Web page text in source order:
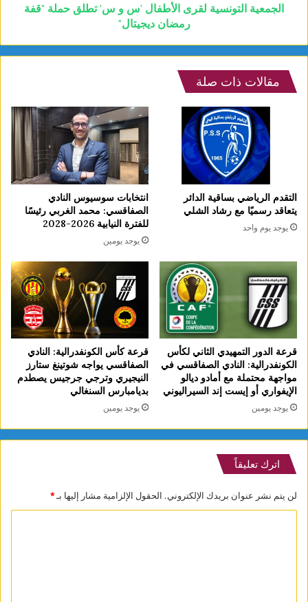
الجمعية التونسية لقرى الأطفال 'س و س' تطلق حملة "قفة
رمضان ديجيتال"
مقالات ذات صلة
التقدم الرياضي بساقية الدائر
يتعاقد رسميًا مع رشاد الشلي
يوجد يوم واحد
انتخابات سوسيوس النادي
الصفاقسي: محمد الغربي رئيسًا
للفترة النيابية 2026-2028
يوجد يومين
قرعة الدور التمهيدي الثاني لكأس
الكونفدرالية: النادي الصفاقسي في
مواجهة محتملة مع أمادو ديالو
الإيفواري أو إيست إند السيراليوني
يوجد يومين
قرعة كأس الكونفدرالية: النادي
الصفاقسي يواجه شوتينغ ستارز
النيجيري وترجي جرجيس يصطدم
بديامبارس السنغالي
يوجد يومين
اترك تعليقاً
لن يتم نشر عنوان بريدك الإلكتروني. الحقول الإلزامية مشار إليها بـ*